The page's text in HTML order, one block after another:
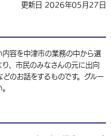
つける
げる
選択
健康・予防
住宅・インフラ
産業・雇用
税金
子どもを預ける
市役所の紹介
更新日 2026年05月27日
容を中津市の業務の中から選
、市民のみなさんの元に出向
のお話をするものです。グルー